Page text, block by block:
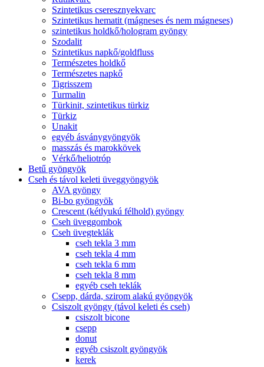
Szintetikus cseresznyekvarc
Szintetikus hematit (mágneses és nem mágneses)
szintetikus holdkő/hologram gyöngy
Szodalit
Szintetikus napkő/goldfluss
Természetes holdkő
Természetes napkő
Tigrisszem
Turmalin
Türkinit, szintetikus türkiz
Türkiz
Unakit
egyéb ásványgyöngyök
masszás és marokkövek
Vérkő/heliotróp
Betű gyöngyök
Cseh és távol keleti üveggyöngyök
AVA gyöngy
Bi-bo gyöngyök
Crescent (kétlyukú félhold) gyöngy
Cseh üveggombok
Cseh üvegteklák
cseh tekla 3 mm
cseh tekla 4 mm
cseh tekla 6 mm
cseh tekla 8 mm
egyéb cseh teklák
Csepp, dárda, szirom alakú gyöngyök
Csiszolt gyöngy (távol keleti és cseh)
csiszolt bicone
csepp
donut
egyéb csiszolt gyöngyök
kerek